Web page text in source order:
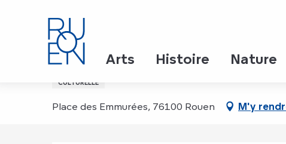
Arts Histoire Nature
Culturopéennes : un
CULTURELLE
Place des Emmurées, 76100 Rouen M'y